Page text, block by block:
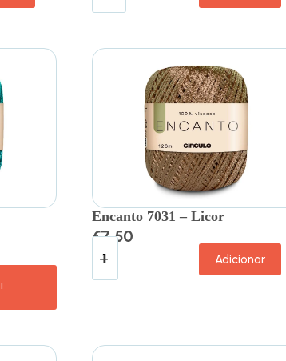
Encanto 7031 – Licor
€7.50
Adicionar